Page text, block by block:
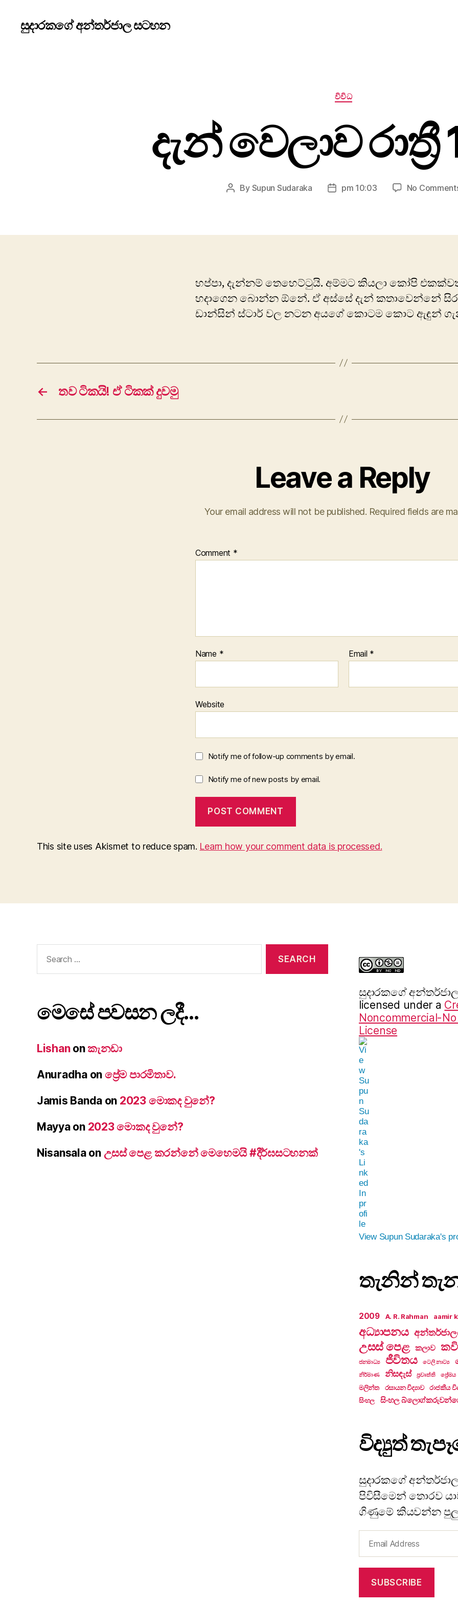
සුදාරකගේ අන්තර්ජාල සටහන
Categories
විවිධ
දැන් වෙලාව රාත්‍රී
Post
By Supun Sudaraka
Postpm 10:03 No
හප්පා, දැන්නම් තෙහෙට්ටුයි. අම්මට කියලා කෝපි
හදාගෙන බොන්න ඕනේ. ඒ අස්සේ දැන් කතාවෙන්නේ
ඩාන්සින් ස්ටාර් වල නටන අ‍යගේ කොටම කොට ඇඳුන්
← තව ටිකයි! ඒ ටිකක් දුවමු
Leave a Reply
Your email address will not be published. Required fields are
Comment *
Name * Email *
Website
Notify me of follow-up comments by email.
Notify me of new posts by email.
This site uses Akismet to reduce spam. Learn how your comment data is processed.
for:
මෙසේ පවසන ලදී…
Lishanonකැනඩා
Anuradhaon ප්‍රේම පාරමිතාව.
Jamis Banda on 2023 මොකද වුනේ?
Mayyaon 2023 මොකද වුනේ?
Nisansalaon උසස් පෙළ කරන්නේ මෙහෙමයි #දීර්ඝසටහනක්
සුදාරක‍ගේ
licensed under a
Noncommercial-
License
View Supun Sudaraka's
තැනින්
2009 A. R. Rahman aamir
අධ්‍යාපනය
උසස් පෙළ කලාව කවි
ජනමාධ්‍ය
ජීවිතය ටෙලි නාට්‍ය
නිර්මාණ
නිසඳැස් ප්‍රවෘත්ති ප්‍රේමය
මලින්ත රසායන විද්‍යාව රාජකීය
සිංහල සිංහල
විද්‍යුත්
සුදාරකගේ
පිවිසීමෙන් තොරව
ගිණුමේ කියවන්න
Address
SUBSCRIBE